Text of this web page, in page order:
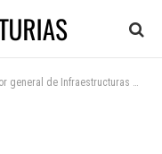
de Infraestructuras del Principado